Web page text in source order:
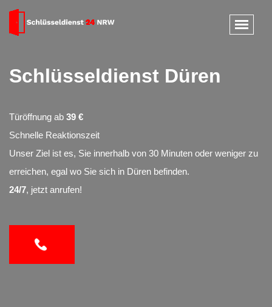
Schlüsseldienst Düren
Türöffnung ab 39 €
Schnelle Reaktionszeit
Unser Ziel ist es, Sie innerhalb von 30 Minuten oder weniger zu
erreichen, egal wo Sie sich in Düren befinden.
24/7, jetzt anrufen!